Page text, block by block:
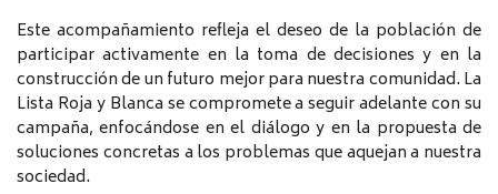
Este acompañamiento refleja el deseo de la población de
participar activamente en la toma de decisiones y en la
construcción de un futuro mejor para nuestra comunidad. La
Lista Roja y Blanca se compromete a seguir adelante con su
campaña, enfocándose en el diálogo y en la propuesta de
soluciones concretas a los problemas que aquejan a nuestra
sociedad.